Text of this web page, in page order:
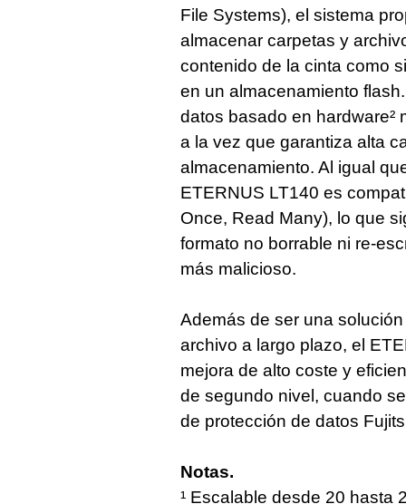
File Systems), el sistema
almacenar carpetas y
contenido de la cinta como
en un almacenamiento
datos basado en hardware²
a la vez que garantiza alta
almacenamiento. Al igual
ETERNUS LT140 es
Once, Read Many), lo que
formato no borrable ni re-
más malicioso.
Además de ser una
archivo a largo plazo, el
mejora de alto coste y
de segundo nivel, cuando
de protección de datos
Notas.
¹ Escalable desde 20 hasta